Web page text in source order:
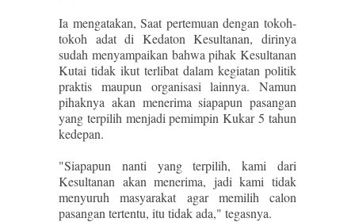
Ia mengatakan, Saat pertemuan dengan tokoh-
tokoh adat di Kedaton Kesultanan, dirinya
sudah menyampaikan bahwa pihak Kesultanan
Kutai tidak ikut terlibat dalam kegiatan politik
praktis maupun organisasi lainnya. Namun
pihaknya akan menerima siapapun pasangan
yang terpilih menjadi pemimpin Kukar 5 tahun
kedepan.
"Siapapun nanti yang terpilih, kami dari
Kesultanan akan menerima, jadi kami tidak
menyuruh masyarakat agar memilih calon
pasangan tertentu, itu tidak ada," tegasnya.